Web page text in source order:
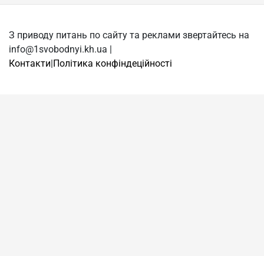
З приводу питань по сайту та реклами звертайтесь на
info@1svobodnyi.kh.ua |
Контакти|Політика конфіндеційності